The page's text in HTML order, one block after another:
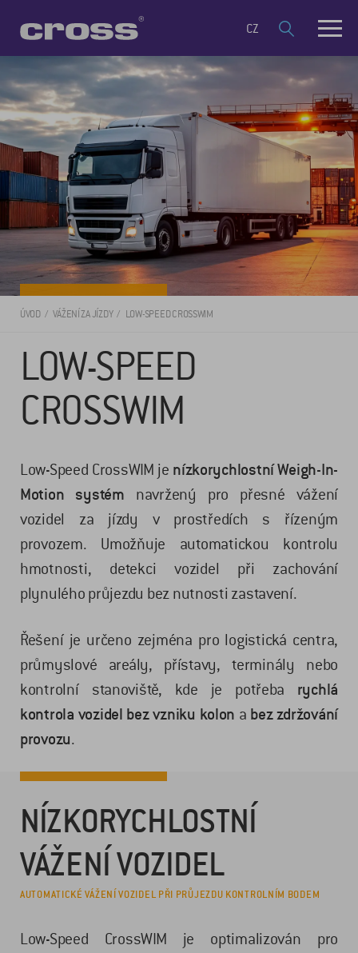
CZ
ÚVOD VÁŽENÍ ZA JÍZDY LOW-SPEED CROSSWIM
LOW-SPEED
CROSSWIM
Low-Speed CrossWIM je nízkorychlostní Weigh-In-
Motion systém navržený pro přesné vážení
vozidel za jízdy v prostředích s řízeným
provozem. Umožňuje automatickou kontrolu
hmotnosti, detekci vozidel při zachování
plynulého průjezdu bez nutnosti zastavení.
Řešení je určeno zejména pro logistická centra,
průmyslové areály, přístavy, terminály nebo
kontrolní stanoviště, kde je potřeba rychlá
kontrola vozidel bez vzniku kolon a bez zdržování
provozu.
NÍZKORYCHLOSTNÍ
VÁŽENÍ VOZIDEL
AUTOMATICKÉ VÁŽENÍ VOZIDEL PŘI PRŮJEZDU KONTROLNÍM BODEM
Low-Speed CrossWIM je optimalizován pro